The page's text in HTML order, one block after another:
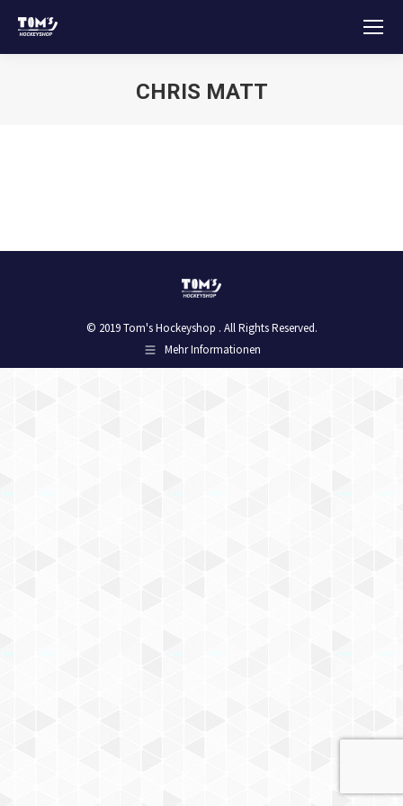
CHRIS MATT
© 2019 Tom's Hockeyshop . All Rights Reserved.
Mehr Informationen